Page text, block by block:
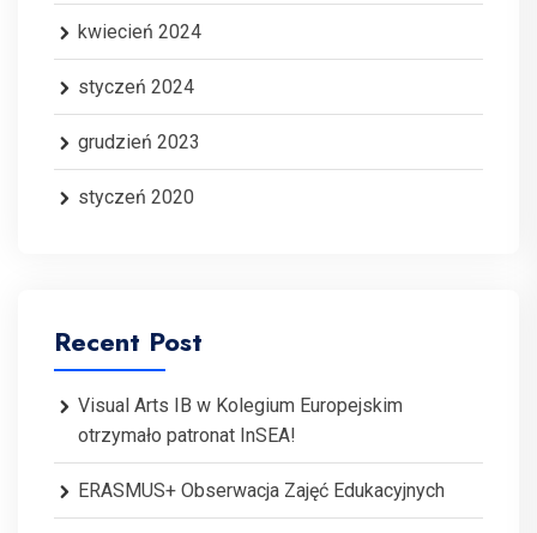
kwiecień 2024
styczeń 2024
grudzień 2023
styczeń 2020
Recent Post
Visual Arts IB w Kolegium Europejskim
otrzymało patronat InSEA!
ERASMUS+ Obserwacja Zajęć Edukacyjnych